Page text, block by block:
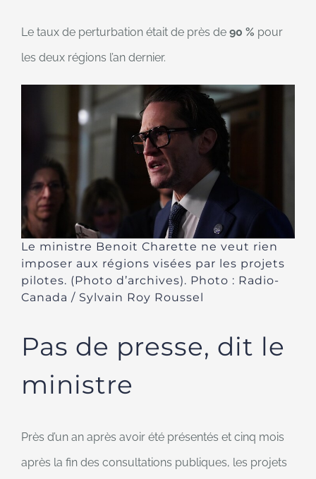
Le taux de perturbation était de près de 90 % pour
les deux régions l’an dernier.
Le ministre Benoit Charette ne veut rien
imposer aux régions visées par les projets
pilotes. (Photo d’archives). Photo : Radio-
Canada / Sylvain Roy Roussel
Pas de presse, dit le
ministre
Près d’un an après avoir été présentés et cinq mois
après la fin des consultations publiques, les projets